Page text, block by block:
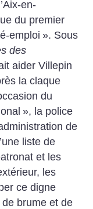
en-
du premier
emploi ». Sous
des
aider Villepin
la claque
du
», la police
de
liste de
et les
les
ce digne
brume et de